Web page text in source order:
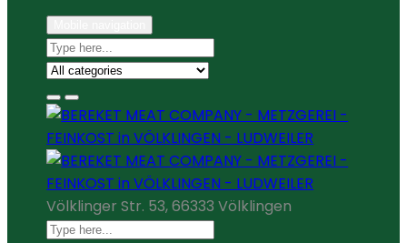
Völklinger Str. 53, 66333 Völklingen